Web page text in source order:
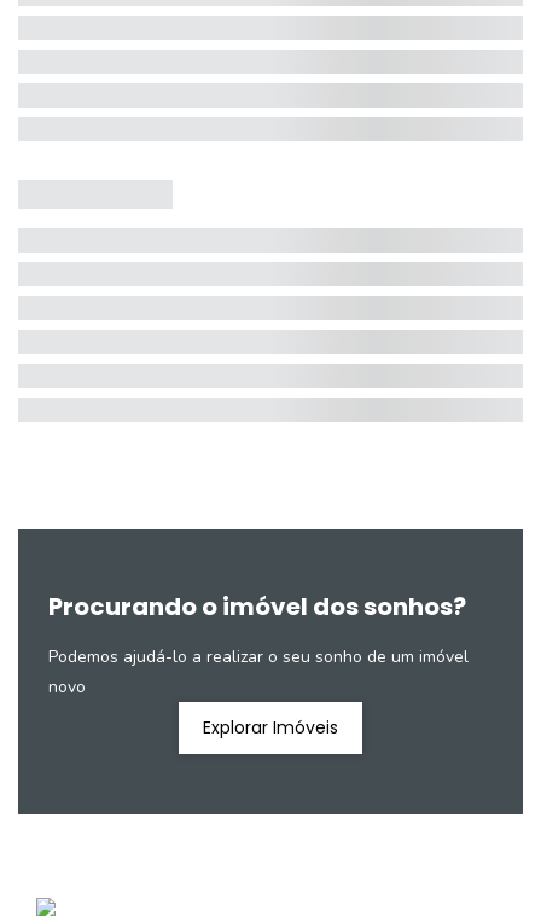
Procurando o imóvel dos sonhos?
Podemos ajudá-lo a realizar o seu sonho de um imóvel
novo
Explorar Imóveis